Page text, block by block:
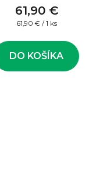
61,90 €
Jednotková
61,90 € / 1 ks
DO KOŠÍKA